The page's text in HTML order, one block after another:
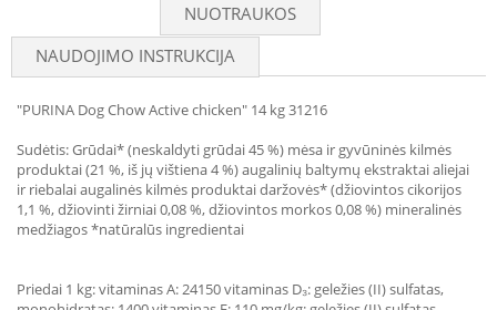
NUOTRAUKOS
NAUDOJIMO INSTRUKCIJA
"PURINA Dog Chow Active chicken" 14 kg 31216
Sudėtis: Grūdai* (neskaldyti grūdai 45 %) mėsa ir gyvūninės kilmės
produktai (21 %, iš jų vištiena 4 %) augalinių baltymų ekstraktai aliejai
ir riebalai augalinės kilmės produktai daržovės* (džiovintos cikorijos
1,1 %, džiovinti žirniai 0,08 %, džiovintos morkos 0,08 %) mineralinės
medžiagos *natūralūs ingredientai
Priedai 1 kg: vitaminas A: 24150 vitaminas D₃: geležies (II) sulfatas,